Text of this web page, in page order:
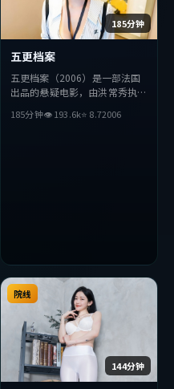
185分钟
五更档案
五更档案（2006）是一部法国
出品的悬疑电影，由洪常秀执
主演。影片在叙事与视听上力求
185分钟👁193.6k⭐ 8.72006
144分钟
院线